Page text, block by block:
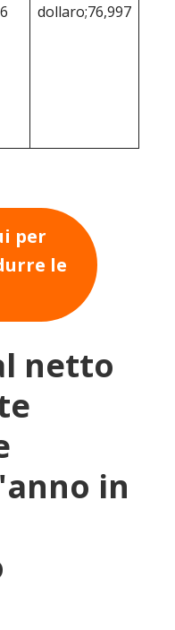
dollaro;76,997
per
le
netto
in